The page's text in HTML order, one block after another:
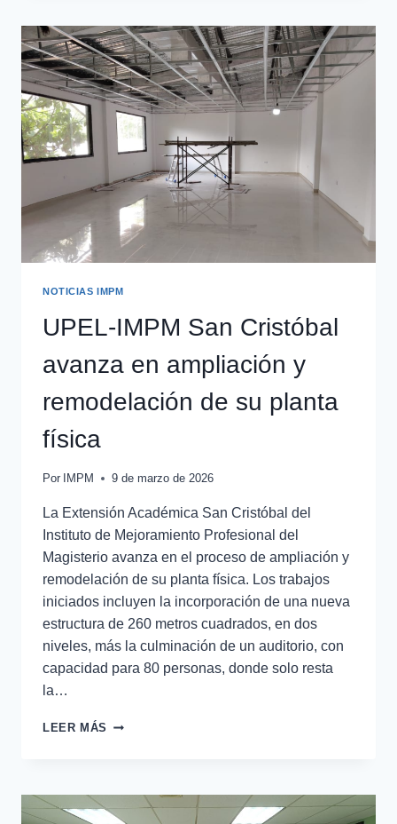
NOTICIAS IMPM
UPEL-IMPM San Cristóbal
avanza en ampliación y
remodelación de su planta
física
Por IMPM 9 de marzo de 2026
La Extensión Académica San Cristóbal del
Instituto de Mejoramiento Profesional del
Magisterio avanza en el proceso de ampliación y
remodelación de su planta física. Los trabajos
iniciados incluyen la incorporación de una nueva
estructura de 260 metros cuadrados, en dos
niveles, más la culminación de un auditorio, con
capacidad para 80 personas, donde solo resta
la…
LEER MÁS